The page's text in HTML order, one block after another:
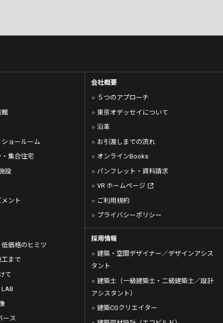
館
ョールーム
集合住宅
設
ント
価格のヒミツ
まで
て
LAB
ース
会社概要
５つのアプローチ
東京オデッセイについて
沿革
お引渡しまでの流れ
オンラインBooks
パンフレット・資料請求
VR ホームページ
ご利用規約
プライバシーポリシー
採用情報
建築・空間デザイナー／デザインアシス
タント
建築士（一級建築士・二級建築士／設計
アシスタント）
建築CGクリエイター